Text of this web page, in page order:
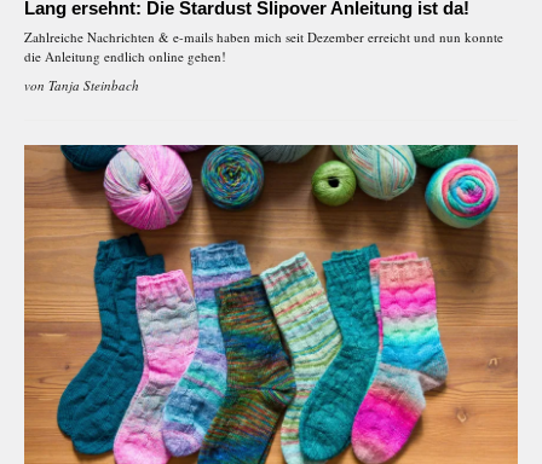
Lang ersehnt: Die Stardust Slipover Anleitung ist da!
Zahlreiche Nachrichten & e-mails haben mich seit Dezember erreicht und nun konnte
die Anleitung endlich online gehen!
von Tanja Steinbach